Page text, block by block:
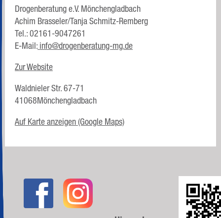
Drogenberatung e.V. Mönchengladbach
Achim Brasseler/Tanja Schmitz-Remberg
Tel.: 02161-9047261
E-Mail: info@drogenberatung-mg.de
Zur Website
Waldnieler Str. 67-71
41068Mönchengladbach
Auf Karte anzeigen (Google Maps)